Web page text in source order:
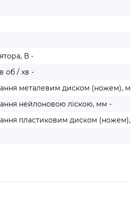
В -
об / хв -
металевим диском (ножем),
нейлоновою ліскою, мм -
пластиковим диском